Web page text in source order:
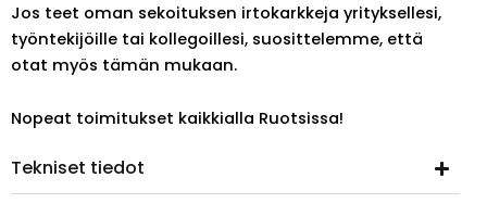
Jos teet oman sekoituksen irtokarkkeja yrityksellesi,
työntekijöille tai kollegoillesi, suosittelemme, että
otat myös tämän mukaan.
Nopeat toimitukset kaikkialla Ruotsissa!
Tekniset tiedot